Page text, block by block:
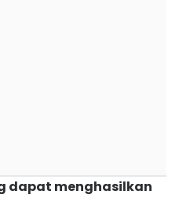
dapat menghasilkan